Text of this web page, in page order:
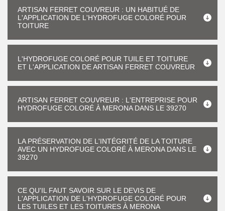
ARTISAN FERRET COUVREUR : UN HABITUÉ DE
L'APPLICATION DE L'HYDROFUGE COLORÉ POUR
TOITURE
L'HYDROFUGE COLORÉ POUR TUILE ET TOITURE
ET L'APPLICATION DE ARTISAN FERRET COUVREUR
ARTISAN FERRET COUVREUR : L'ENTREPRISE POUR
HYDROFUGE COLORÉ À MERONA DANS LE 39270
LA PRÉSERVATION DE L'INTÉGRITÉ DE LA TOITURE
AVEC UN HYDROFUGE COLORÉ À MERONA DANS LE
39270
CE QU'IL FAUT SAVOIR SUR LE DEVIS DE
L'APPLICATION DE L'HYDROFUGE COLORÉ POUR
LES TUILES ET LES TOITURES À MERONA